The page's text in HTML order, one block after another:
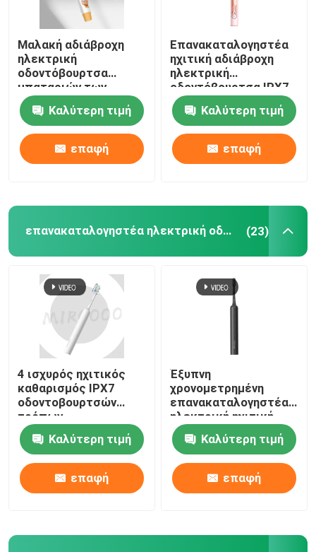
Μαλακή αδιάβροχη
ηλεκτρική
οδοντόβουρτσα
μπαταριών των
παιδιών
οδοντοβουρτσών IPX7
καθαρίζοντας
Καλύτερη τιμή
επαφή
Επανακαταλογηστέα
ηχιτική αδιάβροχη
ηλεκτρική
οδοντόβουρτσα IPX7
ισχυρή με την
περίπτωση
μεταφοράς
Καλύτερη τιμή
επαφή
επανακαταλογηστέα ηλεκτρική οδοντόβουρτσα (23)
4 ισχυρός ηχιτικός
καθαρισμός IPX7
οδοντοβουρτσών
τρόπων
επανακαταλογηστέος
ηλεκτρικός
αδιάβροχος
Καλύτερη τιμή
επαφή
Έξυπνη
χρονομετρημένη
επανακαταλογηστέα
ηλεκτρική ηχιτική
ασύρματη χρέωση
οδοντοβουρτσών
αδιάβροχη
Καλύτερη τιμή
επαφή